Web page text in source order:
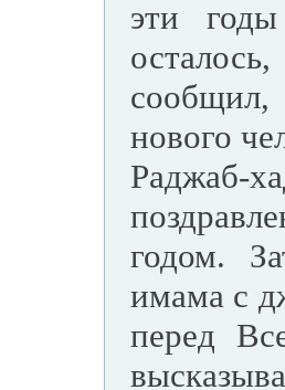
эти
сообщил,
нового
Раджаб-
годом.
имама с
перед